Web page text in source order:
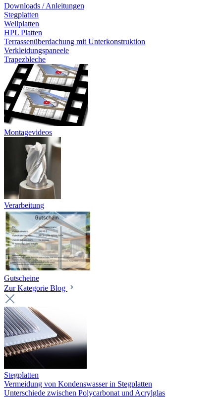
Downloads / Anleitungen
Stegplatten
Wellplatten
HPL Platten
Terrassenüberdachung mit Unterkonstruktion
Verkleidungspaneele
Trapezbleche
Montagevideos
Verarbeitung
Gutscheine
Zur Kategorie Blog
Stegplatten
Vermeidung von Kondenswasser in Stegplatten
Unterschiede zwischen Polycarbonat und Acrylglas